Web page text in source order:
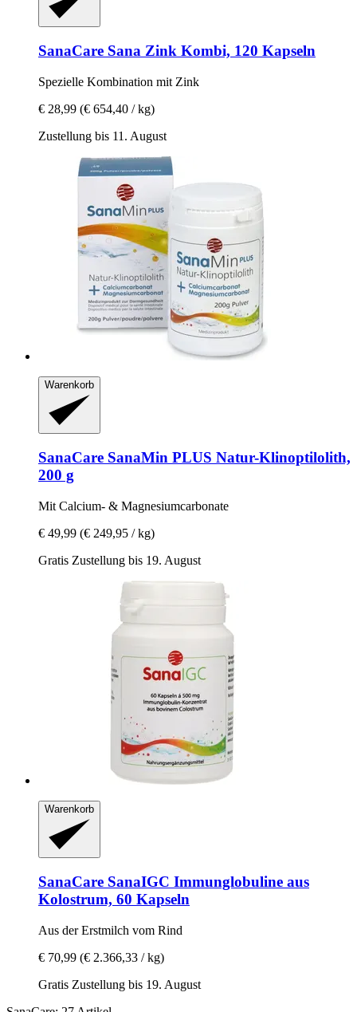
SanaCare Sana Zink Kombi, 120 Kapseln
Spezielle Kombination mit Zink
€ 28,99 (€ 654,40 / kg)
Zustellung bis 11. August
Warenkorb
SanaCare SanaMin PLUS Natur-​Klinoptilolith,
200 g
Mit Calcium-​ & Magnesiumcarbonate
€ 49,99 (€ 249,95 / kg)
Gratis Zustellung bis 19. August
Warenkorb
SanaCare SanaIGC Immunglobuline aus
Kolostrum, 60 Kapseln
Aus der Erstmilch vom Rind
€ 70,99 (€ 2.366,33 / kg)
Gratis Zustellung bis 19. August